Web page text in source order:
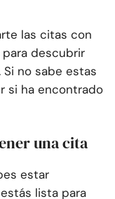
las citas con
descubrir
no sabe estas
si ha encontrado
una cita
estar
lista para